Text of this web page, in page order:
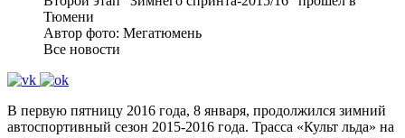
Тюмени
Автор фото: Мегатюмень
Все новости
В первую пятницу 2016 года, 8 января, продолжился зимний
автоспортивный сезон 2015-2016 года. Трасса «Культ льда» на